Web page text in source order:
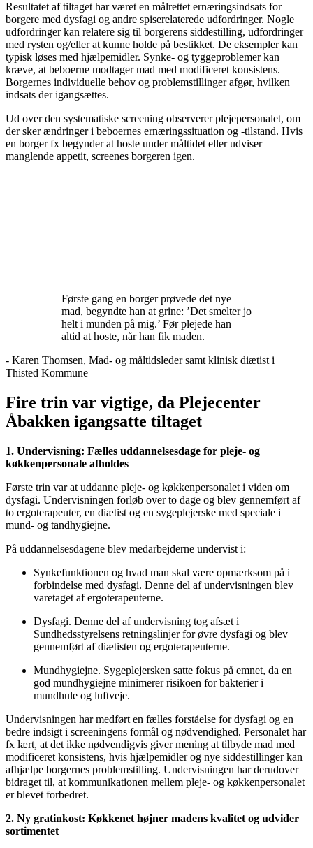
Resultatet af tiltaget har været en målrettet ernæringsindsats for
borgere med dysfagi og andre spiserelaterede udfordringer. Nogle
udfordringer kan relatere sig til borgerens siddestilling, udfordringer
med rysten og/eller at kunne holde på bestikket. De eksempler kan
typisk løses med hjælpemidler. Synke- og tyggeproblemer kan
kræve, at beboerne modtager mad med modificeret konsistens.
Borgernes individuelle behov og problemstillinger afgør, hvilken
indsats der igangsættes.
Ud over den systematiske screening observerer plejepersonalet, om
der sker ændringer i beboernes ernæringssituation og -tilstand. Hvis
en borger fx begynder at hoste under måltidet eller udviser
manglende appetit, screenes borgeren igen.
Første gang en borger prøvede det nye
mad, begyndte han at grine: ’Det smelter jo
helt i munden på mig.’ Før plejede han
altid at hoste, når han fik maden.
- Karen Thomsen, Mad- og måltidsleder samt klinisk diætist i
Thisted Kommune
Fire trin var vigtige, da Plejecenter
Åbakken igangsatte tiltaget
1. Undervisning: Fælles uddannelsesdage for pleje- og
køkkenpersonale afholdes
Første trin var at uddanne pleje- og køkkenpersonalet i viden om
dysfagi. Undervisningen forløb over to dage og blev gennemført af
to ergoterapeuter, en diætist og en sygeplejerske med speciale i
mund- og tandhygiejne.
På uddannelsesdagene blev medarbejderne undervist i:
Synkefunktionen og hvad man skal være opmærksom på i
forbindelse med dysfagi. Denne del af undervisningen blev
varetaget af ergoterapeuterne.
Dysfagi. Denne del af undervisning tog afsæt i
Sundhedsstyrelsens retningslinjer for øvre dysfagi og blev
gennemført af diætisten og ergoterapeuterne.
Mundhygiejne. Sygeplejersken satte fokus på emnet, da en
god mundhygiejne minimerer risikoen for bakterier i
mundhule og luftveje.
Undervisningen har medført en fælles forståelse for dysfagi og en
bedre indsigt i screeningens formål og nødvendighed. Personalet har
fx lært, at det ikke nødvendigvis giver mening at tilbyde mad med
modificeret konsistens, hvis hjælpemidler og nye siddestillinger kan
afhjælpe borgernes problemstilling. Undervisningen har derudover
bidraget til, at kommunikationen mellem pleje- og køkkenpersonalet
er blevet forbedret.
2. Ny gratinkost: Køkkenet højner madens kvalitet og udvider
sortimentet